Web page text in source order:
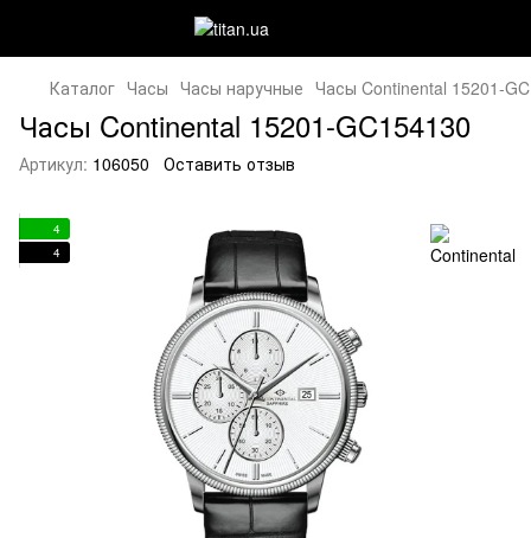
Каталог Часы Часы наручные Часы Continental 15201-
Часы Continental 15201-GC154130
Артикул: 106050 Оставить отзыв
4
4